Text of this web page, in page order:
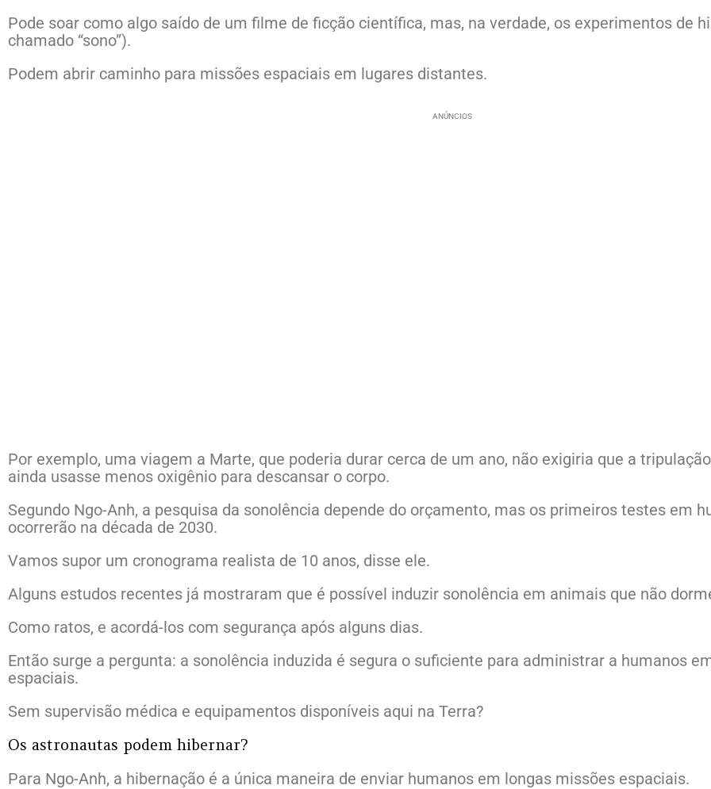
Pode soar como algo saído de um filme de ficção científica, mas, na verdade, os experimentos de
chamado “sono”).
Podem abrir caminho para missões espaciais em lugares distantes.
ANÚNCIOS
Por exemplo, uma viagem a Marte, que poderia durar cerca de um ano, não exigiria que a
ainda usasse menos oxigênio para descansar o corpo.
Segundo Ngo-Anh, a pesquisa da sonolência depende do orçamento, mas os primeiros testes em
ocorrerão na década de 2030.
Vamos supor um cronograma realista de 10 anos, disse ele.
Alguns estudos recentes já mostraram que é possível induzir sonolência em animais que não
Como ratos, e acordá-los com segurança após alguns dias.
Então surge a pergunta: a sonolência induzida é segura o suficiente para administrar a humanos
espaciais.
Sem supervisão médica e equipamentos disponíveis aqui na Terra?
Os astronautas podem hibernar?
Para Ngo-Anh, a hibernação é a única maneira de enviar humanos em longas missões espaciais.